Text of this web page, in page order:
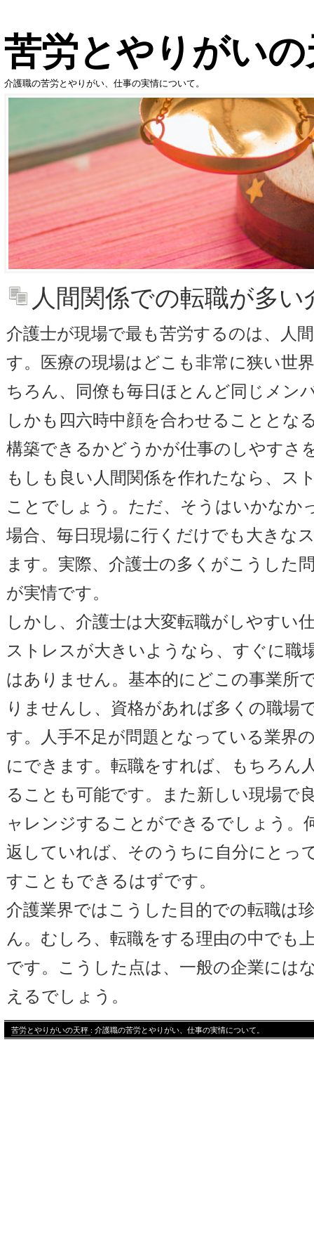
苦労とやりがい
介護職の苦労とやりがい、仕事の実情について。
人間関係での転職が多い
介護士が現場で最も苦労するのは、人
す。医療の現場はどこも非常に狭い世
ちろん、同僚も毎日ほとんど同じメン
しかも四六時中顔を合わせることとな
構築できるかどうかが仕事のしやすさ
もしも良い人間関係を作れたなら、ス
ことでしょう。ただ、そうはいかなか
場合、毎日現場に行くだけでも大きな
ます。実際、介護士の多くがこうした
が実情です。
しかし、介護士は大変転職がしやすい
ストレスが大きいようなら、すぐに職
はありません。基本的にどこの事業所
りませんし、資格があれば多くの職場
す。人手不足が問題となっている業界
にできます。転職をすれば、もちろん
ることも可能です。また新しい現場で
ャレンジすることができるでしょう。
返していれば、そのうちに自分にとっ
すこともできるはずです。
介護業界ではこうした目的での転職は
ん。むしろ、転職をする理由の中でも
です。こうした点は、一般の企業には
えるでしょう。
苦労とやりがいの天秤 : 介護職の苦労とやりがい、仕事の実情について。